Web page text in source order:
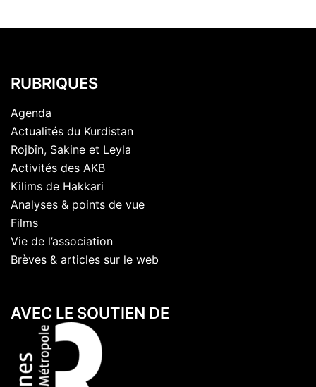
RUBRIQUES
Agenda
Actualités du Kurdistan
Rojbîn, Sakine et Leyla
Activités des AKB
Kilims de Hakkari
Analyses & points de vue
Films
Vie de l’association
Brèves & articles sur le web
AVEC LE SOUTIEN DE